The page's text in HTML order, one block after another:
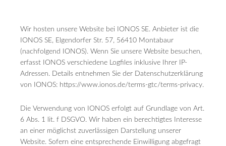
Wir hosten unsere Website bei IONOS SE. Anbieter ist die
IONOS SE, Elgendorfer Str. 57, 56410 Montabaur
(nachfolgend IONOS). Wenn Sie unsere Website besuchen,
erfasst IONOS verschiedene Logfiles inklusive Ihrer IP-
Adressen. Details entnehmen Sie der Datenschutzerklärung
von IONOS: https://www.ionos.de/terms-gtc/terms-privacy.
Die Verwendung von IONOS erfolgt auf Grundlage von Art.
6 Abs. 1 lit. f DSGVO. Wir haben ein berechtigtes Interesse
an einer möglichst zuverlässigen Darstellung unserer
Website. Sofern eine entsprechende Einwilligung abgefragt